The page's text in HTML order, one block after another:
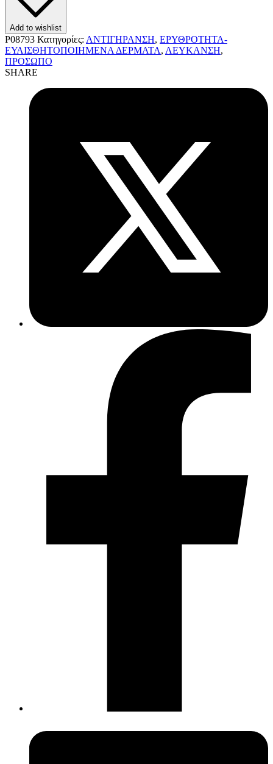
Add to wishlist
P08793 Κατηγορίες: ΑΝΤΙΓΗΡΑΝΣΗ, ΕΡΥΘΡΟΤΗΤΑ-
ΕΥΑΙΣΘΗΤΟΠΟΙΗΜΕΝΑ ΔΕΡΜΑΤΑ, ΛΕΥΚΑΝΣΗ,
ΠΡΟΣΩΠΟ
SHARE